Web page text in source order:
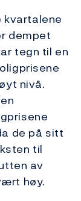
dempet
tegn til en
nivå.
de på sitt
til
av
høy.